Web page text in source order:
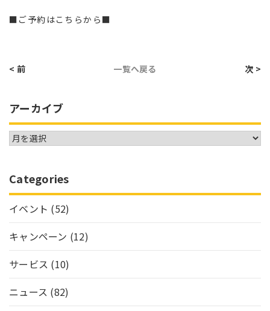
■ご予約はこちらから■
一覧へ戻る
< 前 次 >
アーカイブ
Categories
イベント (52)
キャンペーン (12)
サービス (10)
ニュース (82)